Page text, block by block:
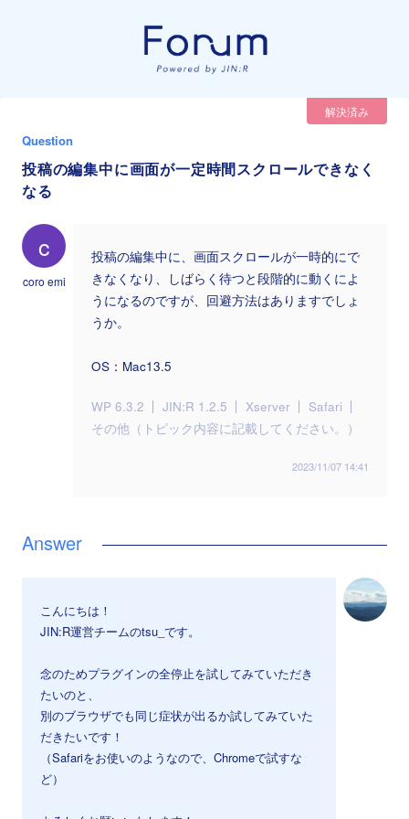
解決済み
Question
投稿の編集中に画面が一定時間スクロールできなく
なる
c
coro emi
投稿の編集中に、画面スクロールが一時的にで
きなくなり、しばらく待つと段階的に動くによ
うになるのですが、回避方法はありますでしょ
うか。
OS：Mac13.5
WP 6.3.2 JIN:R 1.2.5 Xserver
Safari
その他（トピック内容に記載してください。）
2023/11/07 14:41
こんにちは！
JIN:R運営チームのtsu_です。
念のためプラグインの全停止を試してみていただき
たいのと、
別のブラウザでも同じ症状が出るか試してみていた
だきたいです！
（Safariをお使いのようなので、Chromeで試すな
ど）